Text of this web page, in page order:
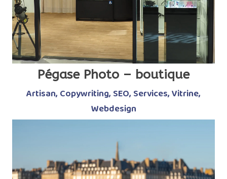
Pégase Photo – boutique
Artisan, Copywriting, SEO, Services,Vitrine,
Webdesign